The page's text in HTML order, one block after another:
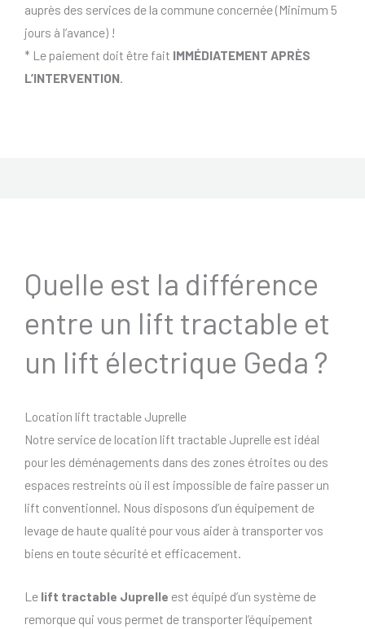
auprès des services de la commune concernée (Minimum 5
jours à l’avance) !
* Le paiement doit être fait IMMÉDIATEMENT APRÈS
L’INTERVENTION
Quelle est la différence
entre un lift tractable et
un lift électrique Geda ?
Location lift tractable Juprelle
Notre service de location lift tractable Juprelle est idéal
pour les déménagements dans des zones étroites ou des
espaces restreints où il est impossible de faire passer un
lift conventionnel. Nous disposons d’un équipement de
levage de haute qualité pour vous aider à transporter vos
biens en toute sécurité et efficacement.
Le lift tractable Juprelle est équipé d’un système de
remorque qui vous permet de transporter l’équipement